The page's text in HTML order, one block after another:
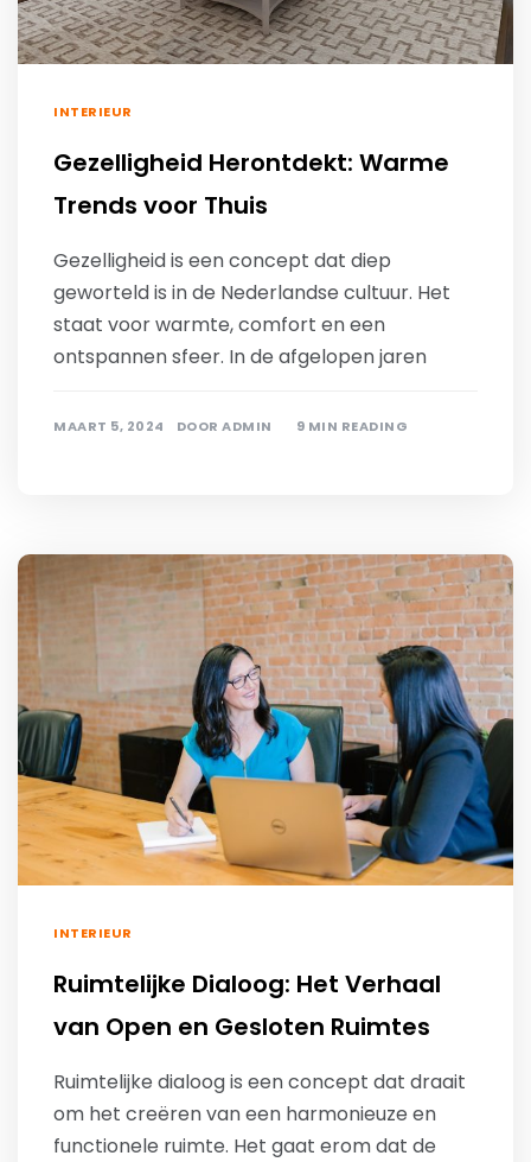
INTERIEUR
Gezelligheid Herontdekt: Warme
Trends voor Thuis
Gezelligheid is een concept dat diep
geworteld is in de Nederlandse cultuur. Het
staat voor warmte, comfort en een
ontspannen sfeer. In de afgelopen jaren
MAART 5, 2024 DOOR ADMIN 9 MIN READING
INTERIEUR
Ruimtelijke Dialoog: Het Verhaal
van Open en Gesloten Ruimtes
Ruimtelijke dialoog is een concept dat draait
om het creëren van een harmonieuze en
functionele ruimte. Het gaat erom dat de